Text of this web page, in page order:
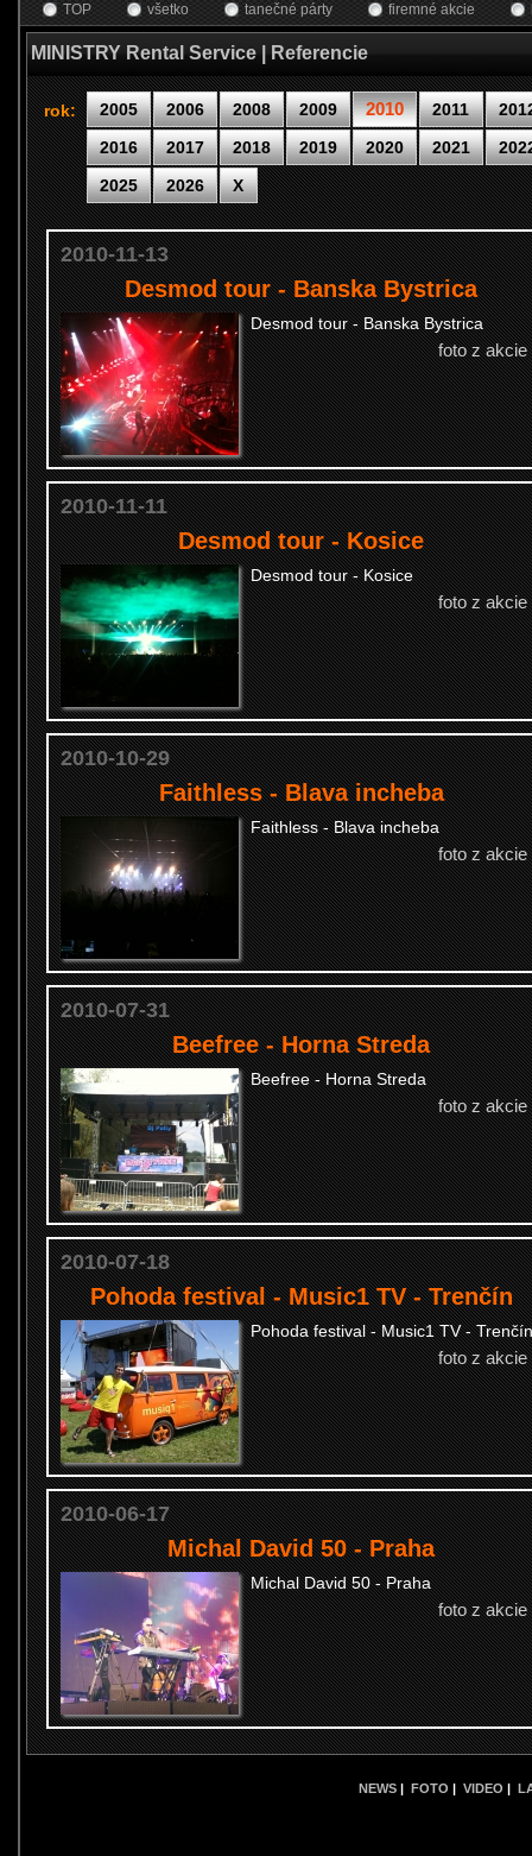
TOP všetko tanečné párty firemné akcie
MINISTRY Rental Service | Referencie
rok: 2005 2006 2008 2009 2010 2011
2016
2017 2018 2019 2020 2021
2025
2026 X
2010-11-13
Desmod tour - Banska Bystrica
Desmod tour - Banska Bystrica
foto z akcie
2010-11-11
Desmod tour - Kosice
Desmod tour - Kosice
foto z akcie
2010-10-29
Faithless - Blava incheba
Faithless - Blava incheba
foto z akcie
2010-07-31
Beefree - Horna Streda
Beefree - Horna Streda
foto z akcie
2010-07-18
Pohoda festival - Music1 TV - Trenčín
Pohoda festival - Music1 TV - Trenčín
foto z akcie
2010-06-17
Michal David 50 - Praha
Michal David 50 - Praha
foto z akcie
NEWS | FOTO | VIDEO |